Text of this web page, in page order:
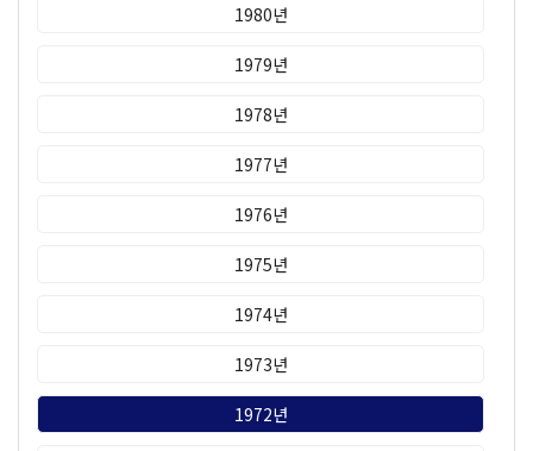
1980년
1979년
1978년
1977년
1976년
1975년
1974년
1973년
1972년